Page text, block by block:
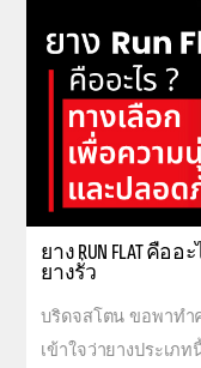
ยาง RUN FLAT คื
ยางรั่ว
บริดจสโตน ขอพาทำ
เข้าใจว่ายางประเภ